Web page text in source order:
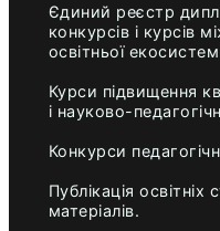
Єдиний реєстр
конкурсів і курсів
освітньої
Курси підвищення
і науково-
Конкурси
Публікація
матеріалів.